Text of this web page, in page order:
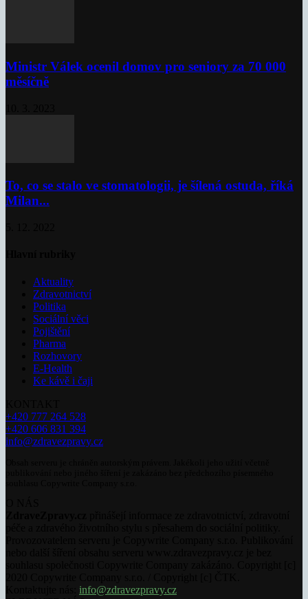
Ministr Válek ocenil domov pro seniory za 70 000
měsíčně
To, co se stalo ve stomatologii, je šílená ostuda, říká
Milan...
Aktuality
Zdravotnictví
Politika
Sociální věci
Pojištění
Pharma
Rozhovory
E-Health
Ke kávě i čaji
+420 777 264 528
+420 606 831 394
info@zdravezpravy.cz
info@zdravezpravy.cz